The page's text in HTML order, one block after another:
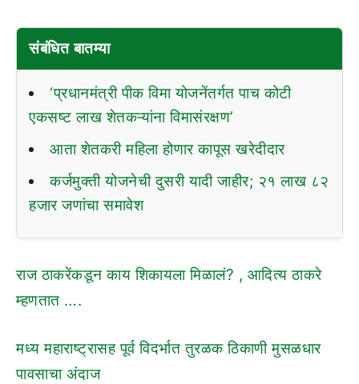
संबंधित बातम्या
‘प्रधानमंत्री पीक विमा योजनेंतर्गत पाच कोटी
एकसष्ट लाख शेतकऱ्यांना विमासंरक्षण’
आता शेतकरी महिला होणार कापूस खरेदीदार
कर्जमुक्ती योजनेची दुसरी यादी जाहीर; २१ लाख ८२
हजार जणांचा समावेश
राज ठाकरेंकडून काय शिकायला मिळालं? , आदित्य ठाकरे
म्हणतात ….
मध्य महाराष्ट्रासह पूर्व विदर्भात तुरळक ठिकाणी मुसळधार
पावसाचा अंदाज